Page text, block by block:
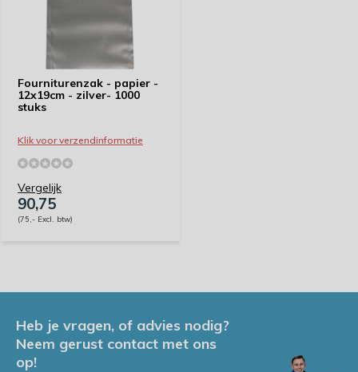
Fourniturenzak - papier -
12x19cm - zilver- 1000
stuks
Klik voor verzendinformatie
Vergelijk
90,75
(75,- Excl. btw)
Heb je vragen, of advies nodig?
Neem gerust contact met ons
op!